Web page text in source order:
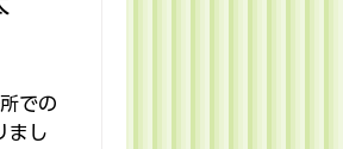
での
まし